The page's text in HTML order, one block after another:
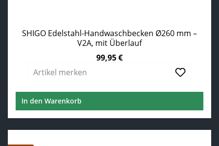
SHIGO Edelstahl-Handwaschbecken Ø260 mm –
V2A, mit Überlauf
99,95 €
Artikel merken
In den Warenkorb